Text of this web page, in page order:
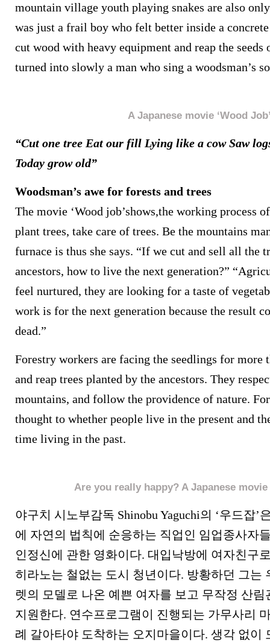
mountain village youth playing snakes are also
was just a frail boy who felt better inside a
cut wood with heavy equipment and reap the seeds
turned into slowly a man who sing a woodsman’s
A Japanese movie ‘Wood
“Cut one tree Eat our fill Lying like a cow Saw
Today grow old”
Woodsman’s awe for forests and trees
The movie ‘Wood job’shows,the working process
plant trees, take care of trees. Be the mountains
furnace is thus she says. “If we cut and sell all the
ancestors, how to live the next generation?”
feel nurtured, they are looking for a taste of
work is for the next generation because the result
dead.”
Forestry workers are facing the seedlings for more
and reap trees planted by the ancestors. They
mountains, and follow the providence of nature.
thought to whether people live in the present and
time living in the past.
Are you really happy? A Japanese movie
야구치 시노부감독 Shinobu Yaguchi의 ‘우드잡’
에 자연의 법칙에 순응하는 직업인 임업종사자
인정신에 관한 영화이다. 대입낙방에 여자친구
히라노는 철없는 도시 청년이다. 방황하던 그는
렛의 모델로 나온 예쁜 여자를 보고 무작정 산
지원한다. 연수프로그램이 진행되는 가무사리
례 갈아타야 도착하는 오지마을이다. 생각 없이